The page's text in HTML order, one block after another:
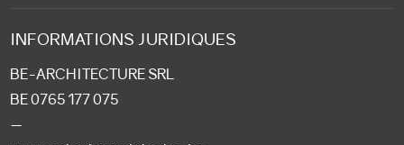
INFORMATIONS JURIDIQUES
BE-ARCHITECTURE SRL
BE 0765 177 075
—